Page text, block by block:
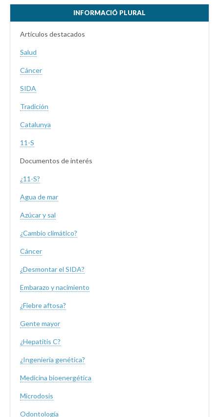
INFORMACIÓ PLURAL
Artículos destacados
Salud
Cáncer
SIDA
Tradición
Catalunya
11-S
Documentos de interés
¿11-S?
Agua de mar
Azúcar y sal
¿Cambio climático?
Cáncer
¿Desmontar el SIDA?
Embarazo y nacimiento
¿Fiebre aftosa?
Gente mayor
¿Hepatitis C?
¿Ingeniería genética?
Medicina bioenergética
Microdosis
Odontología